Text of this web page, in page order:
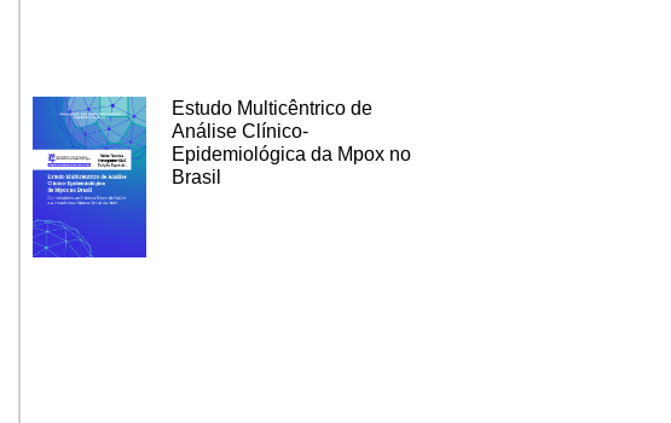
Estudo Multicêntrico de
Análise Clínico-
Epidemiológica da Mpox no
Brasil